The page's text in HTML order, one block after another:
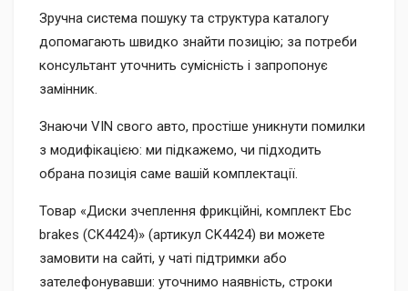
Зручна система пошуку та структура каталогу
допомагають швидко знайти позицію; за потреби
консультант уточнить сумісність і запропонує
замінник.
Знаючи VIN свого авто, простіше уникнути помилки
з модифікацією: ми підкажемо, чи підходить
обрана позиція саме вашій комплектації.
Товар «Диски зчеплення фрикційні, комплект Ebc
brakes (CK4424)» (артикул CK4424) ви можете
замовити на сайті, у чаті підтримки або
зателефонувавши: уточнимо наявність, строки